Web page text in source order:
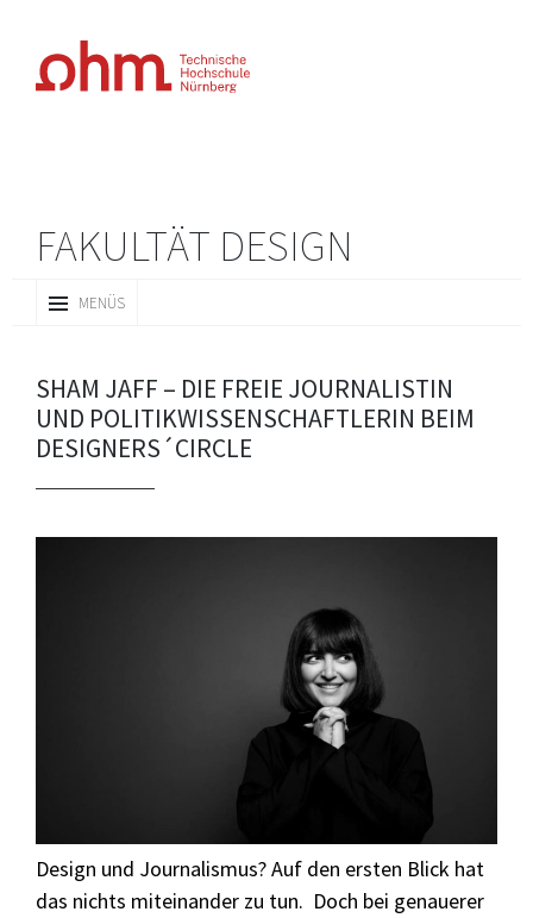
FAKULTÄT DESIGN
MENÜS
INHALT
SHAM JAFF – DIE FREIE JOURNALISTIN
UND POLITIKWISSENSCHAFTLERIN BEIM
DESIGNERS´CIRCLE
Design und Journalismus? Auf den ersten Blick hat
das nichts miteinander zu tun. Doch bei genauerer